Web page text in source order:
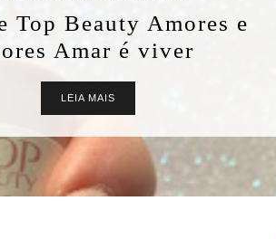
Top Beauty Amores e
Amar é viver
LEIA MAIS